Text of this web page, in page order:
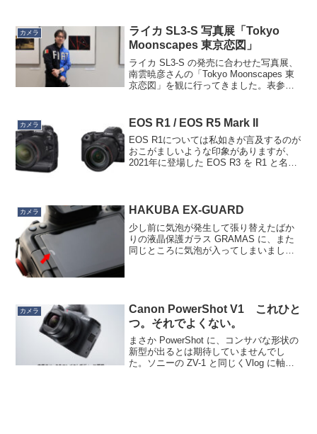
私が単にウレタングリップが苦手なだけ
です。とはいえ、...
カメラ
ライカ SL3-S 写真展「Tokyo
Moonscapes 東京恋図」
ライカ SL3-S の発売に合わせた写真展、
南雲暁彦さんの「Tokyo Moonscapes 東
京恋図」を観に行ってきました。表参道
て（笑。この春から仕事の上でだけ港
区...
カメラ EOS R1 / EOS R5 Mark II
EOS R1については私如きが言及するのが
おこがましいような印象がありますが、
2021年に登場した EOS R3 を R1 と名乗
カメラ HAKUBA EX-GUARD
少し前に気泡が発生して張り替えたばか
りの液晶保護ガラス GRAMAS に、また
同じところに気泡が入ってしまいまし
カメラ
Canon PowerShot V1 これひと
つ。それでよくない。
まさか PowerShot に、コンサバな形状の
新型が出るとは期待していませんでし
た。ソニーの ZV-1 と同じくVlog に軸足